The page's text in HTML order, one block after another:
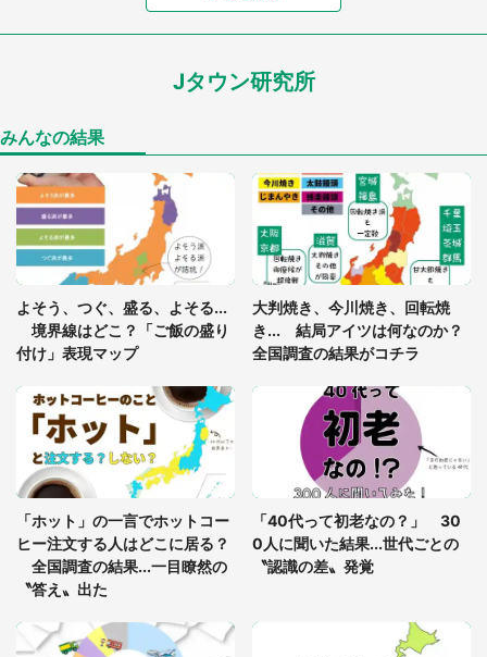
7万人驚がく 「お菓子売り場ならまだしも...」「ハ
ードル高い」
あまりにも四角すぎる猫、激写される 「これもう
「閉所恐怖症の私は新幹線で大パニック。隣席の青
年に『手を繋いで』とお願いしたら...」 体験談に
8万人感動
グっちゃってた〝野生の野菜〟に6.5万人戦慄
「○○がない街に住んでいます」住人の呟きに30万
人驚がく 何が存在しないか、あなたはわかる？
「修学旅行に途中参加する娘を送って行ったら、真
っ暗な道で遭難状態。なんとか見つけた民家に助け
を求めると、住人の男性が...」
Jタウン研究所
みんなの結果
よそう、つぐ、盛る、よそる...
境界線はどこ？「ご飯の盛り
付け」表現マップ
大判焼き、今川焼き、回転焼
き... 結局アイツは何なのか？
全国調査の結果がコチラ
「ホット」の一言でホットコー
ヒー注文する人はどこに居る？
全国調査の結果...一目瞭然の
〝答え〟出た
「40代って初老なの？」 30
0人に聞いた結果...世代ごとの
〝認識の差〟発覚